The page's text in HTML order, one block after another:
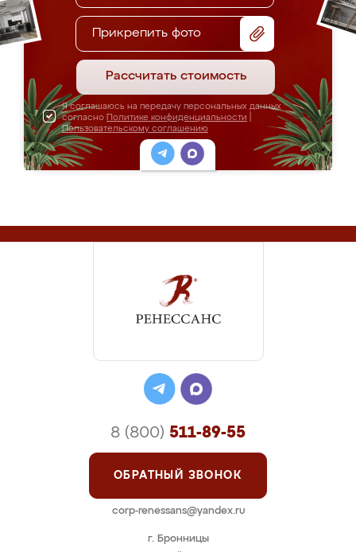
Прикрепить фото
Рассчитать стоимость
Я соглашаюсь на передачу персональных данных
согласно Политике конфиденциальности
Пользовательскому соглашению
г. Бронницы
8 (800) 511-89-55
ОБРАТНЫЙ ЗВОНОК
corp-renessans@yandex.ru